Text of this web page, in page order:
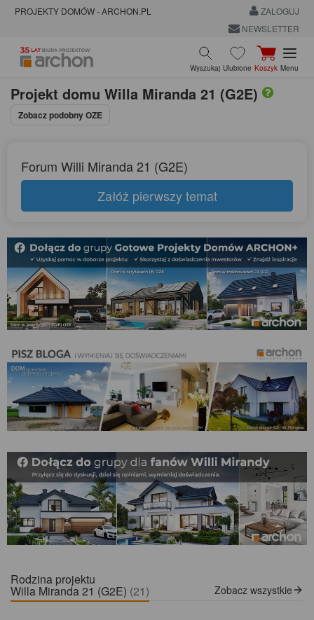
PROJEKTY DOMÓW - ARCHON.PL
ZALOGUJ
NEWSLETTER
Wyszukaj Ulubione Koszyk Menu
Projekt domu Willa Miranda 21 (G2E)
Zobacz podobny OZE
Forum Willi Miranda 21 (G2E)
Rodzina projektu
Willa Miranda 21 (G2E) (21) Zobacz wszystkie